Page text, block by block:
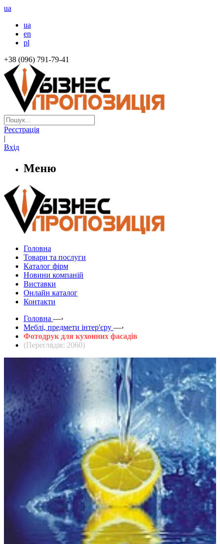
ua
ua
en
pl
+38 (096) 791-79-41
Реєстрація
|
Вхід
Меню
Головна
Товари та послуги
Каталог фірм
Новини компаній
Виставки
Онлайн каталог
Контакти
Головна —›
Меблі, предмети інтер'єру —›
Фотодрук для кухонних фасадів
(Переглядів: 2060)